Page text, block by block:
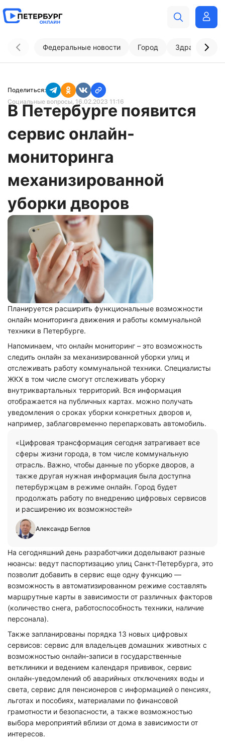
Федеральные новости Город
Поделиться:
Социальные вопросы, 16.02.2023 11:16
В Петербурге появится
сервис онлайн-
мониторинга
механизированной
уборки дворов
Планируется расширить функциональные возможности
онлайн мониторинга движения и работы коммунальной
техники в Петербурге.
Напоминаем, что онлайн мониторинг – это возможность
следить онлайн за механизированной уборки улиц и
отслеживать работу коммунальной техники. Специалисты
ЖКХ в том числе смогут отслеживать уборку
внутриквартальных территорий. Вся информация
отображается на публичных картах. можно получать
уведомления о сроках уборки конкретных дворов и,
например, заблаговременно перепарковать автомобиль.
«Цифровая трансформация сегодня затрагивает все
сферы жизни города, в том числе коммунальную
отрасль. Важно, чтобы данные по уборке дворов, а
также другая нужная информация была доступна
петербуржцам в режиме онлайн. Город будет
продолжать работу по внедрению цифровых сервисов
и расширению их возможностей»
Александр Беглов
На сегодняшний день разработчики доделывают разные
нюансы: ведут паспортизацию улиц Санкт‑Петербурга, это
позволит добавить в сервис еще одну функцию —
возможность в автоматизированном режиме составлять
маршрутные карты в зависимости от различных факторов
(количество снега, работоспособность техники, наличие
персонала).
Также запланированы порядка 13 новых цифровых
сервисов: сервис для владельцев домашних животных с
возможностью онлайн-записи в государственные
ветклиники и ведением календаря прививок, сервис
онлайн-уведомлений об аварийных отключениях воды и
света, сервис для пенсионеров с информацией о пенсиях,
льготах и пособиях, материалами по финансовой
грамотности и безопасности, а также возможностью
выбора мероприятий вблизи от дома в зависимости от
интересов.